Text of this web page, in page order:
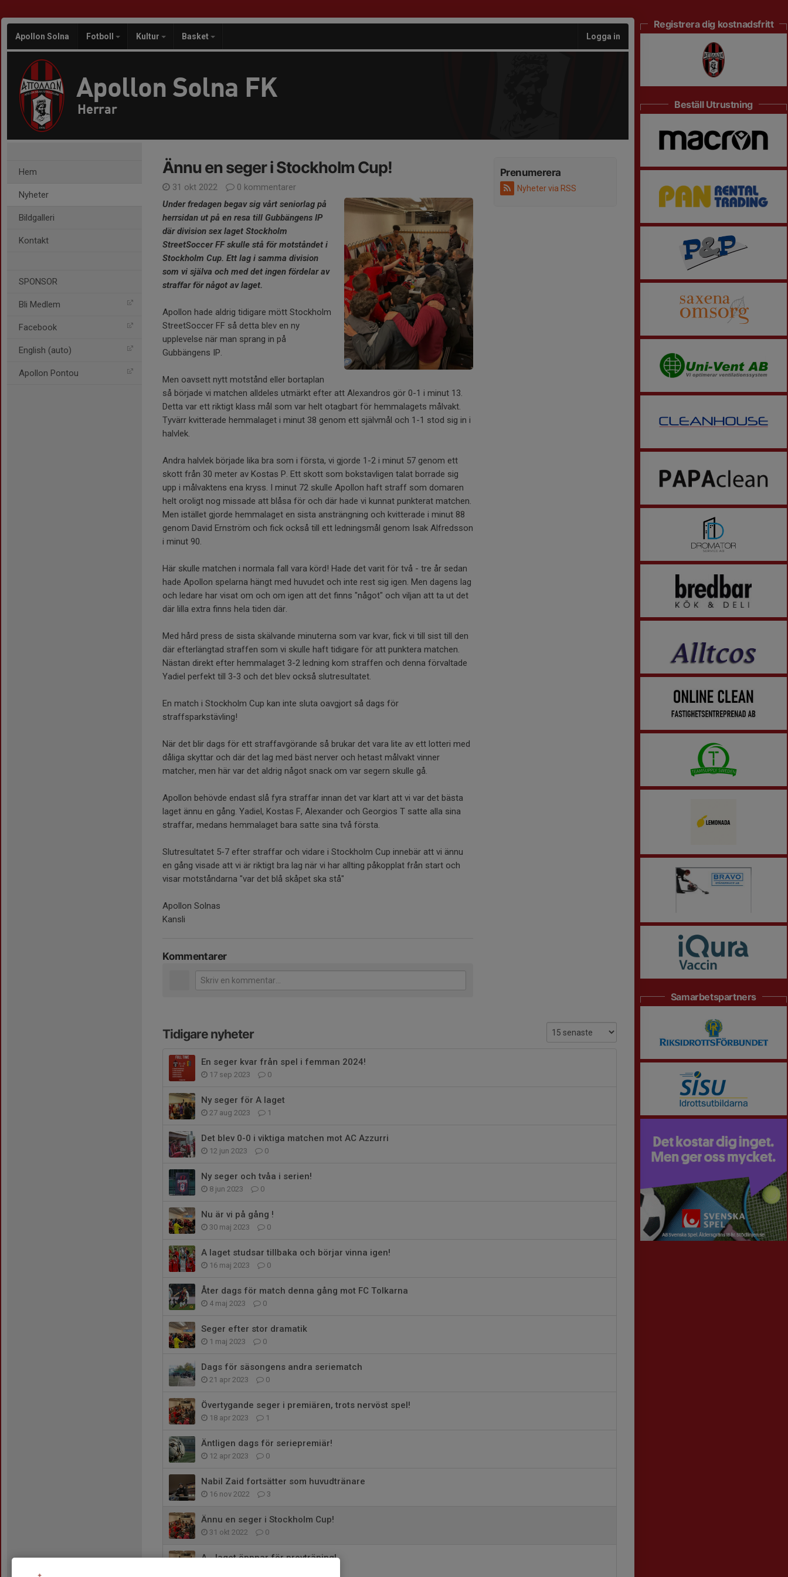
Apollon Solna Fotboll Kultur Basket Logga in
Apollon Solna FK
Herrar
Hem
Nyheter
Bildgalleri
Kontakt
SPONSOR
Bli Medlem
Facebook
English (auto)
Apollon Pontou
Prenumerera
Nyheter via RSS
Ännu en seger i Stockholm Cup!
31 okt 2022
0 kommentarer
Under fredagen begav sig vårt seniorlag på
herrsidan ut på en resa till Gubbängens IP
där division sex laget Stockholm
StreetSoccer FF skulle stå för motståndet i
Stockholm Cup. Ett lag i samma division
som vi själva och med det ingen fördelar av
straffar för något av laget.
Apollon hade aldrig tidigare mött Stockholm
StreetSoccer FF så detta blev en ny
upplevelse när man sprang in på
Gubbängens IP.
Men oavsett nytt motstånd eller bortaplan
så började vi matchen alldeles utmärkt efter att Alexandros gör 0-1 i minut 13.
Detta var ett riktigt klass mål som var helt otagbart för hemmalagets målvakt.
Tyvärr kvitterade hemmalaget i minut 38 genom ett självmål och 1-1 stod sig in i
halvlek.
Andra halvlek började lika bra som i första, vi gjorde 1-2 i minut 57 genom ett
skott från 30 meter av Kostas P. Ett skott som bokstavligen talat borrade sig
upp i målvaktens ena kryss. I minut 72 skulle Apollon haft straff som domaren
helt oroligt nog missade att blåsa för och där hade vi kunnat punkterat matchen.
Men istället gjorde hemmalaget en sista ansträngning och kvitterade i minut 88
genom David Ernström och fick också till ett ledningsmål genom Isak Alfredsson
i minut 90.
Här skulle matchen i normala fall vara körd! Hade det varit för två - tre år sedan
hade Apollon spelarna hängt med huvudet och inte rest sig igen. Men dagens lag
och ledare har visat om och om igen att det finns "något" och viljan att ta ut det
där lilla extra finns hela tiden där.
Med hård press de sista skälvande minuterna som var kvar, fick vi till sist till den
där efterlängtad straffen som vi skulle haft tidigare för att punktera matchen.
Nästan direkt efter hemmalaget 3-2 ledning kom straffen och denna förvaltade
Yadiel perfekt till 3-3 och det blev också slutresultatet.
En match i Stockholm Cup kan inte sluta oavgjort så dags för
straffsparkstävling!
När det blir dags för ett straffavgörande så brukar det vara lite av ett lotteri med
dåliga skyttar och där det lag med bäst nerver och hetast målvakt vinner
matcher, men här var det aldrig något snack om var segern skulle gå.
Apollon behövde endast slå fyra straffar innan det var klart att vi var det bästa
laget ännu en gång. Yadiel, Kostas F, Alexander och Georgios T satte alla sina
straffar, medans hemmalaget bara satte sina två första.
Slutresultatet 5-7 efter straffar och vidare i Stockholm Cup innebär att vi ännu
en gång visade att vi är riktigt bra lag när vi har allting påkopplat från start och
visar motståndarna "var det blå skåpet ska stå"
Apollon Solnas
Kansli
Kommentarer
Tidigare nyheter
En seger kvar från spel i femman 2024!
17 sep 2023 0
Ny seger för A laget
27 aug 2023 1
Det blev 0-0 i viktiga matchen mot AC Azzurri
12 jun 2023 0
Ny seger och tvåa i serien!
8 jun 2023 0
Nu är vi på gång !
30 maj 2023 0
A laget studsar tillbaka och börjar vinna igen!
16 maj 2023 0
Åter dags för match denna gång mot FC Tolkarna
4 maj 2023 0
Seger efter stor dramatik
1 maj 2023 0
Dags för säsongens andra seriematch
21 apr 2023 0
Övertygande seger i premiären, trots nervöst spel!
18 apr 2023 1
Äntligen dags för seriepremiär!
12 apr 2023 0
Nabil Zaid fortsätter som huvudtränare
16 nov 2022 3
Ännu en seger i Stockholm Cup!
31 okt 2022 0
A - laget öppnar för provträning!
Registrera dig kostnadsfritt
Beställ Utrustning
Samarbetspartners